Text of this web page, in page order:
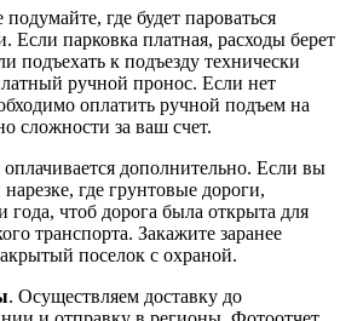
где будет пароваться
Если парковка платная, расходы берет
подъехать к подъезду технически
ручной пронос. Если нет
оплатить ручной подъем на
сложности за ваш счет.
оплачивается дополнительно. Если вы
где грунтовые дороги,
года, чтоб дорога была открыта для
транспорта. Закажите заранее
поселок с охраной.
. Осуществляем доставку до